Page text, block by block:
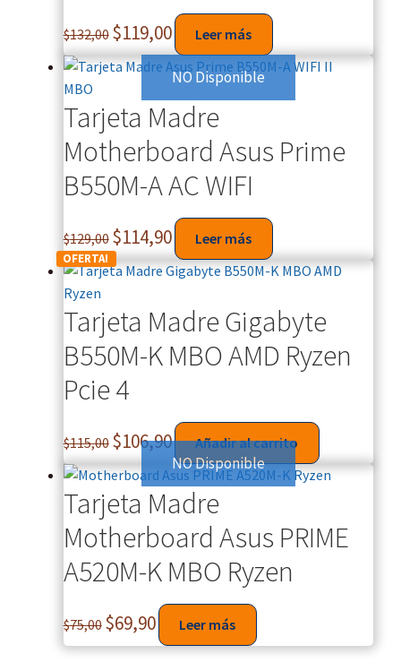
$132,00 $119,00 Leer más
NO Disponible
Tarjeta Madre
Motherboard Asus Prime
B550M-A AC WIFI
$129,00 $114,90 Leer más
OFERTA!
Tarjeta Madre Gigabyte
B550M-K MBO AMD Ryzen
Pcie 4
$115,00 $106,90 Añadir al carrito
NO Disponible
Tarjeta Madre
Motherboard Asus PRIME
A520M-K MBO Ryzen
$75,00 $69,90 Leer más